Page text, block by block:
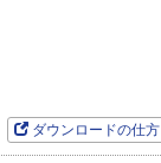
ダウンロードの仕方